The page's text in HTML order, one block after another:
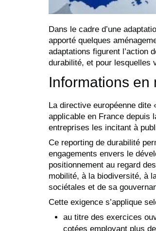
Dans le cadre d’une
apporté quelques
adaptations figurent l’action
durabilité, et pour lesquelles
Informations en
La directive européenne
applicable en France depuis
entreprises les incitant à
Ce reporting de durabilité
engagements envers le
positionnement au regard
mobilité, à la biodiversité, à
sociétales et de sa
Cette exigence s’applique
au titre des exercices
cotées employant plus